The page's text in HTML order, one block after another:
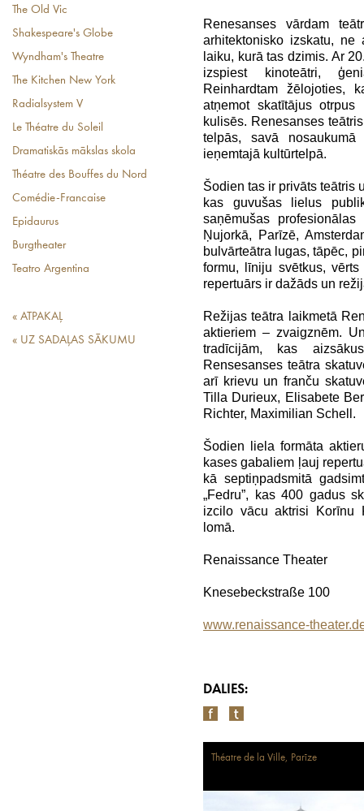
The Old Vic
Shakespeare's Globe
Wyndham's Theatre
The Kitchen New York
Radialsystem V
Le Théatre du Soleil
Dramatiskās mākslas skola
Théatre des Bouffes du Nord
Comédie-Francaise
Epidaurus
Burgtheater
Teatro Argentina
« ATPAKAĻ
« UZ SADAĻAS SĀKUMU
Renesanses vārdam
arhitektonisko izskatu,
laiku, kurā tas dzimis. Ar
izspiest kinoteātri,
Reinhardtam žēlojoties,
atņemot skatītājus
kulisēs. Renesanses
telpās, savā
ieņemtajā kultūrtelpā.
Šodien tas ir privāts teātris
kas guvušas lielus
saņēmušas
Ņujorkā, Parīzē,
bulvārteātra lugas, tāpēc,
formu, līniju svētkus,
repertuārs ir dažāds un
Režijas teātra laikmetā
aktieriem – zvaigznēm.
tradīcijām, kas
Rensesanses teātra
arī krievu un franču
Tilla Durieux, Elisabete
Richter, Maximilian Schell.
Šodien liela formāta
kases gabaliem ļauj
kā septiņpadsmitā
„Fedru”, kas 400 gadus
izcilo vācu aktrisi Korīnu
lomā.
Renaissance Theater
Knesebeckstraße 100
www.renaissance-
DALIES:
Théatre de la Ville, Parīze